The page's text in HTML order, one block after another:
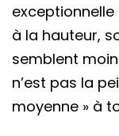
à la hauteur,
semblent
n’est pas la
moyenne » à